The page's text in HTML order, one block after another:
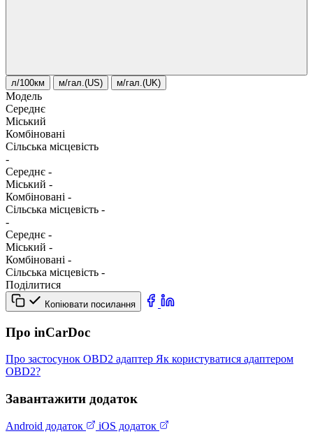
л/100км м/гал.(US) м/гал.(UK)
Модель
Середнє
Міський
Комбіновані
Сільська місцевість
-
Середнє -
Міський -
Комбіновані -
Сільська місцевість -
-
Середнє -
Міський -
Комбіновані -
Сільська місцевість -
Поділитися
Копіювати посилання
Про inCarDoc
Про застосунок OBD2 адаптер Як користуватися адаптером
OBD2?
Завантажити додаток
Android додаток iOS додаток